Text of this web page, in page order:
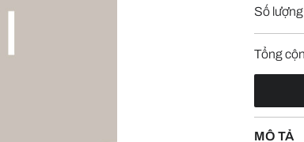
Số lượng
Tổng
MÔ TẢ